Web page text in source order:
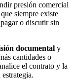
presión comercial
siempre existe
o discutir sin
documental y
cantidades o
el contrato y la